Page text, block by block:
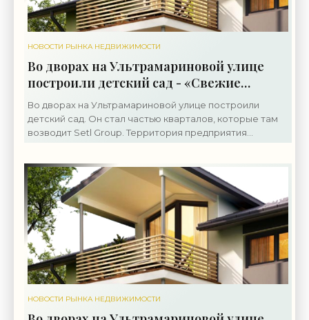
НОВОСТИ РЫНКА НЕДВИЖИМОСТИ
Во дворах на Ультрамариновой улице
построили детский сад - «Свежие
новости строительства»
Во дворах на Ультрамариновой улице построили
детский сад. Он стал частью кварталов, которые там
возводит Setl Group. Территория предприятия
«Пигмент» на Октябрьской набережной, 38,
НОВОСТИ РЫНКА НЕДВИЖИМОСТИ